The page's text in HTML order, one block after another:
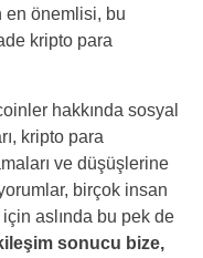
en önemlisi, bu
kripto para
hakkında sosyal
kripto para
ve düşüşlerine
birçok insan
için aslında bu pek de
sonucu bize,